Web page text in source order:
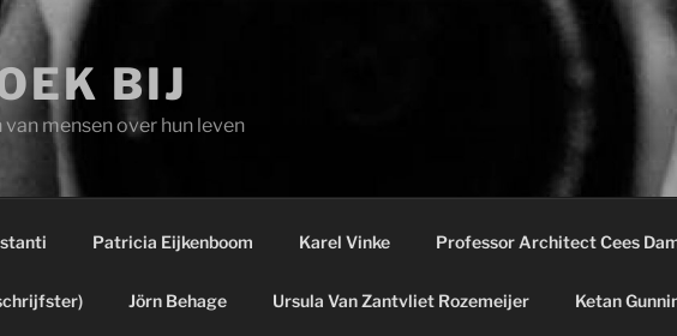
BIJ
mensen over hun leven
Patricia Eijkenboom Karel Vinke Professor Architect Cees
Jörn Behage Ursula Van Zantvliet Rozemeijer Ketan